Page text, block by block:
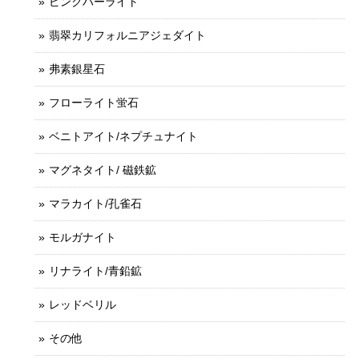
翡翠カリフォルニアジェダイト
弗素銀星石
フローライト蛍石
ベニトアイト/ネプチュナイト
マグネタイト/ 磁鉄鉱
マラカイト/孔雀石
モルガナイト
リナライト/青鉛鉱
レッドベリル
その他